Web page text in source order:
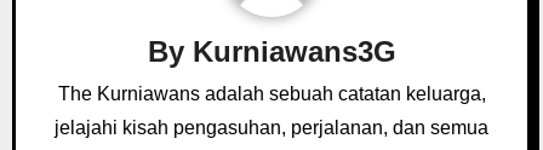
a
By Kurniawans3G
The Kurniawans adalah sebuah catatan keluarga,
jelajahi kisah pengasuhan, perjalanan, dan semua